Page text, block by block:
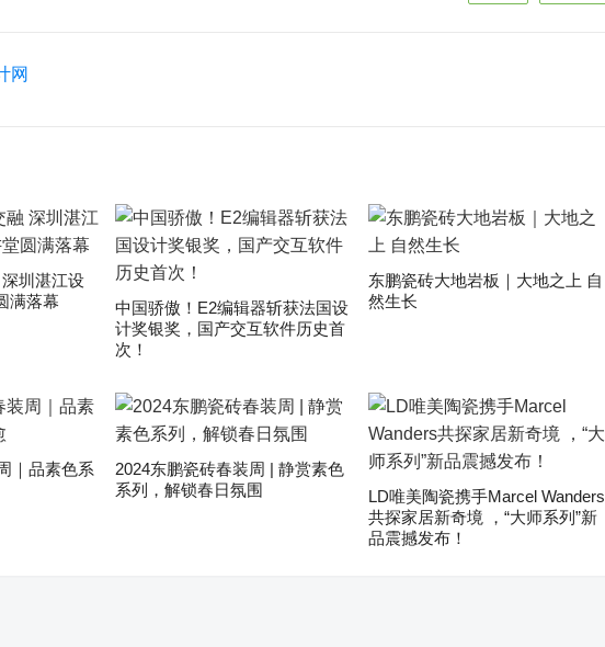
网
圳湛江设
满落幕
中国骄傲！E2编辑器斩获法国设
计奖银奖，国产交互软件历史首
次！
东鹏瓷砖大地岩板｜大地之上 自
然生长
｜品素色系
2024东鹏瓷砖春装周 | 静赏素色
系列，解锁春日氛围
LD唯美陶瓷携手Marcel Wanders
共探家居新奇境 ，“大师系列”新
品震撼发布！